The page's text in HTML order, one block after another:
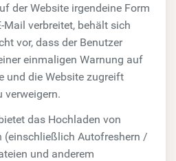
der Website irgendeine Form
Mail verbreitet, behält sich
vor, dass der Benutzer
einmaligen Warnung auf
und die Website zugreift
verweigern.
das Hochladen von
(einschließlich Autofreshern /
und anderem